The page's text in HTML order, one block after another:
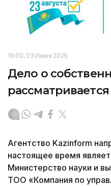
16:00, 03 Июня 2025
Дело о
Агентство Kazinform
настоящее время
Министерство науки и
ТОО «Компания по